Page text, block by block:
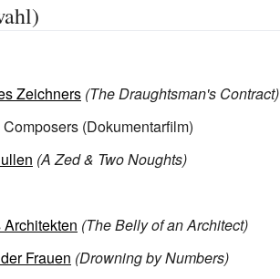
Zeichners (The Draughtsman's Contract)
(Dokumentarfilm)
(A Zed & Two Noughts)
(The Belly of an Architect)
Frauen (Drowning by Numbers)